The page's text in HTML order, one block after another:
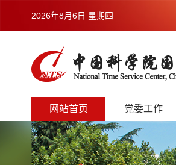
2026年8月6日 星期四
网站首页 党委工作